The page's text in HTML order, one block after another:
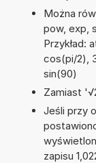
Można
pow, exp,
Przykład:
cos(pi/2),
sin(90)
Zamiast
Jeśli przy
zapisu